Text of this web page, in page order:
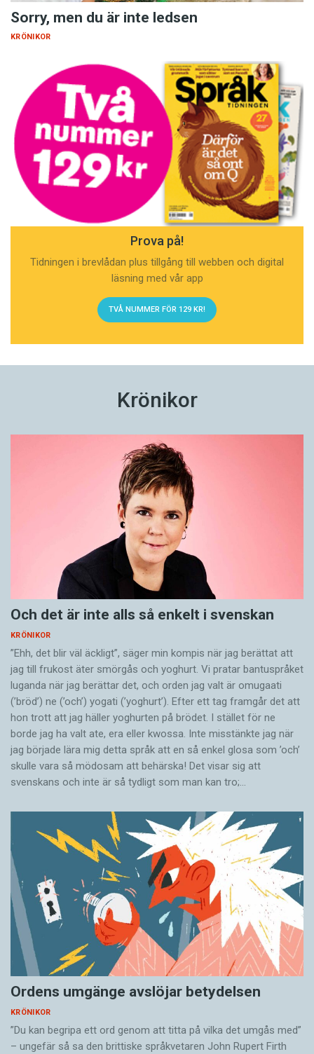
Sorry, men du är inte ledsen
KRÖNIKOR
Prova på!
Tidningen i brevlådan plus tillgång till webben och digital
läsning med vår app
TVÅ NUMMER FÖR 129 KR!
Krönikor
Och det är inte alls så enkelt i svenskan
KRÖNIKOR
”Ehh, det blir väl äckligt”, säger min kompis när jag berättat att
jag till frukost äter smörgås och yoghurt. Vi pratar bantuspråket
luganda när jag berättar det, och orden jag valt är omugaati
(’bröd’) ne (’och’) yogati (’yoghurt’). Efter ett tag framgår det att
hon trott att jag häller yoghurten på brödet. I stället för ne
borde jag ha valt ate, era eller kwossa. Inte misstänkte jag när
jag började lära mig detta språk att en så enkel glosa som ’och’
skulle vara så mödosam att behärska! Det visar sig att
svenskans och inte är så tydligt som man kan tro;…
Ordens umgänge avslöjar betydelsen
KRÖNIKOR
”Du kan begripa ett ord genom att titta på vilka det umgås med”
– ungefär så sa den brittiske språkvetaren John Rupert Firth